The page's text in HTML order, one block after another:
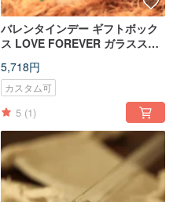
バレンタインデー ギフトボック
ス LOVE FOREVER ガラススト
ブルセット 絶妙な愛は永遠に続
きます
5,718円
カスタム可
5 (1)